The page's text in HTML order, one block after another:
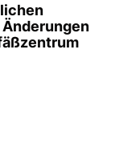
Änderungen